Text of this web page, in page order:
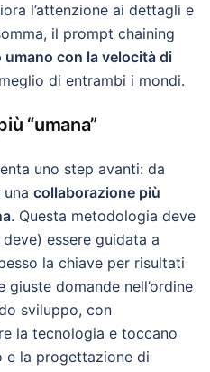
l’attenzione ai dettagli e
il prompt chaining
con la velocità di
di entrambi i mondi.
“umana”
uno step avanti: da
collaborazione più
. Questa metodologia deve
essere guidata a
la chiave per risultati
domande nell’ordine
sviluppo, con
la tecnologia e toccano
e la progettazione di